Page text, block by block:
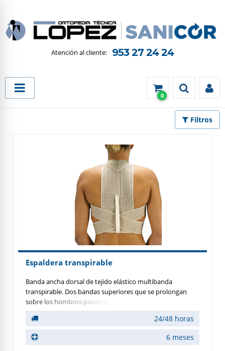
953 27 24 24
0
Filtros
Espaldera transpirable
Banda ancha dorsal de tejido elástico multibanda
transpirable. Dos bandas superiores que se prolongan
sobre los hombros pasan por debajo de axilas, cruzan por
la espalda y cierran en el abdomen permitiendo ejercer
una tracción gradual de la espalda mediante la
retropulsión de los hombros hasta suprimir la mala
postura cifótica.
24/48 horas
6 meses